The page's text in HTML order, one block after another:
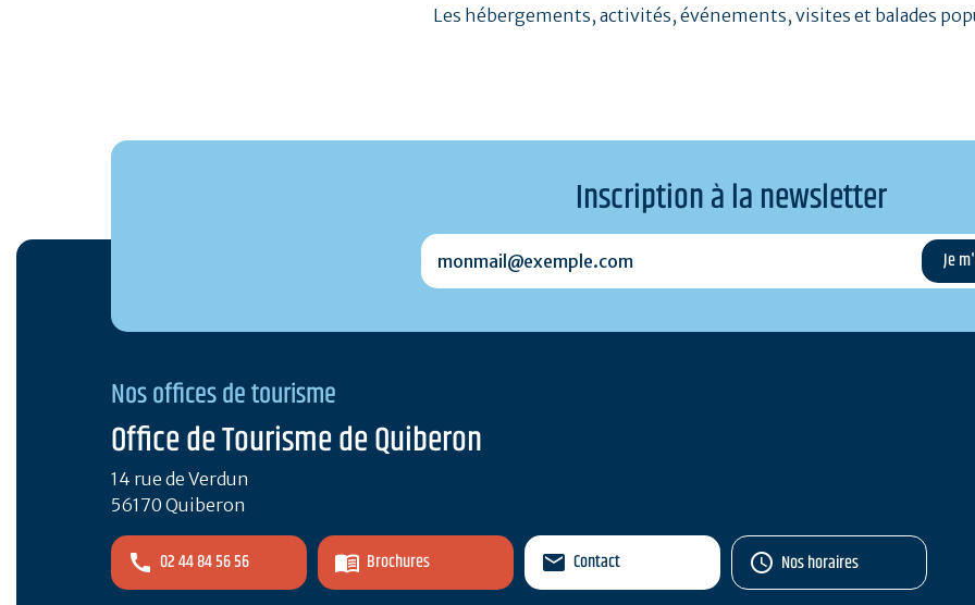
Les hébergements, activités, événements, visites et balades
Inscription à la newsletter
monmail@exemple.com
Nos offices de tourisme
Office de Tourisme de Quiberon
14 rue de Verdun
56170 Quiberon
02 44 84 56 56 Brochures Contact Nos horaires